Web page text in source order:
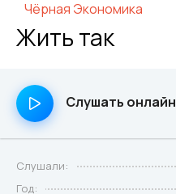
Чёрная Экономика
Жить так
Слушать онлайн
Слушали:
Год: